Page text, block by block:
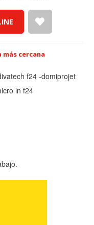
cercana
f24 -domiprojet
ln f24